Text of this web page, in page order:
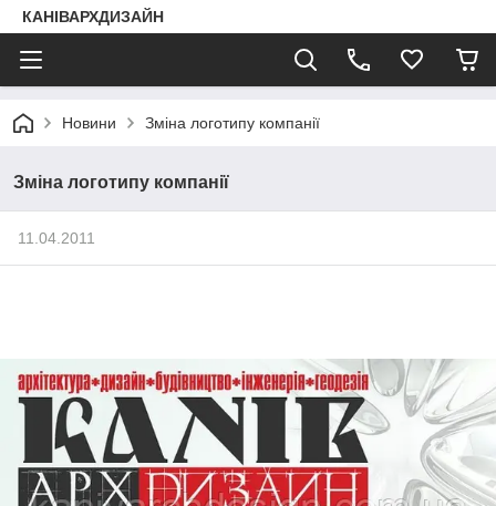
КАНІВАРХДИЗАЙН
Новини Зміна логотипу компанії
Зміна логотипу компанії
11.04.2011